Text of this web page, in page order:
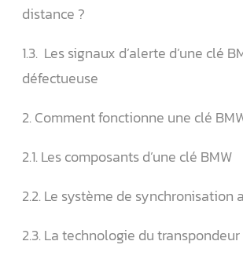
distance ?
1.3. ️ Les signaux d’alerte d’une clé
défectueuse
2. Comment fonctionne une clé
2.1. Les composants d’une clé BMW
2.2. Le système de synchronisation
2.3. La technologie du transpondeur